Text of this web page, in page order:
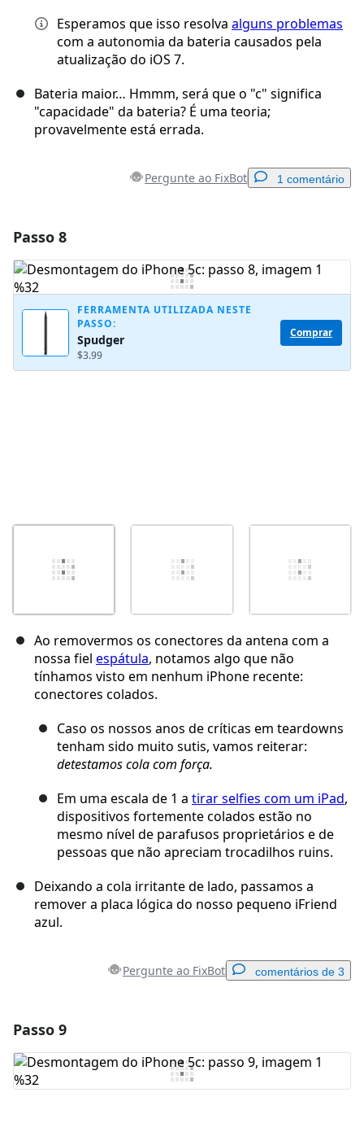
Esperamos que isso resolva alguns problemas
com a autonomia da bateria causados pela
atualização do iOS 7.
Bateria maior… Hmmm, será que o "c" significa
"capacidade" da bateria? É uma teoria;
provavelmente está errada.
Pergunte ao FixBot 1 comentário
Comentar
Postar comentário
Passo 8
FERRAMENTA UTILIZADA NESTE
PASSO:
Spudger
$3.99
Comprar
Ao removermos os conectores da antena com a
nossa fiel espátula, notamos algo que não
tínhamos visto em nenhum iPhone recente:
conectores colados.
Caso os nossos anos de críticas em teardowns
tenham sido muito sutis, vamos reiterar:
detestamos cola com força.
Em uma escala de 1 a tirar selfies com um iPad,
dispositivos fortemente colados estão no
mesmo nível de parafusos proprietários e de
pessoas que não apreciam trocadilhos ruins.
Deixando a cola irritante de lado, passamos a
remover a placa lógica do nosso pequeno iFriend
azul.
Pergunte ao FixBot comentários de 3
Comentar
Passo 9